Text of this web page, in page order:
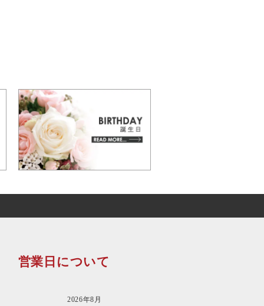
営業日について
2026年8月